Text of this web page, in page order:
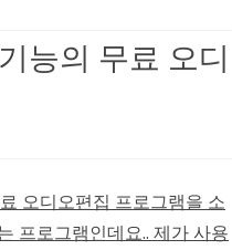
능의 무료 오디
오디오편집 프로그램을 소
프로그램인데요.. 제가 사용